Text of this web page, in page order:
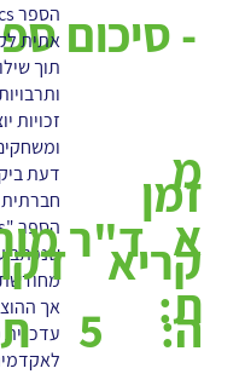
- סיכוםאתית
תוך
זכויות
דעת
ד"ר
מ
א
ת:
דקו
ת
זמן
קריא
ה:
5